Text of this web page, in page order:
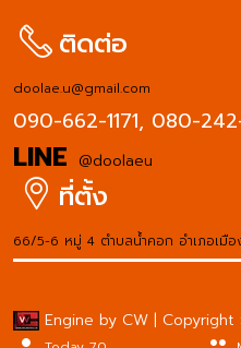
ติดต่อ
doolae.u@gmail.com
090-662-1171, 080-
LINE @doolaeu
ที่ตั้ง
66/5-6 หมู่ 4 ตำบลน้ำคอก อำเภอเมื
Engine by CW |